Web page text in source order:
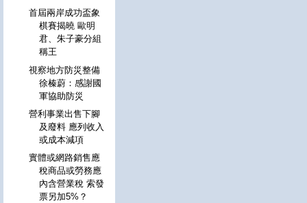
首屆兩岸成功盃象
棋賽揭曉 歐明
君、朱子豪分組
稱王
視察地方防災整備
徐榛蔚：感謝國
軍協助防災
營利事業出售下腳
及廢料 應列收入
或成本減項
實體或網路銷售應
稅商品或勞務應
內含營業稅 索發
票另加5%？